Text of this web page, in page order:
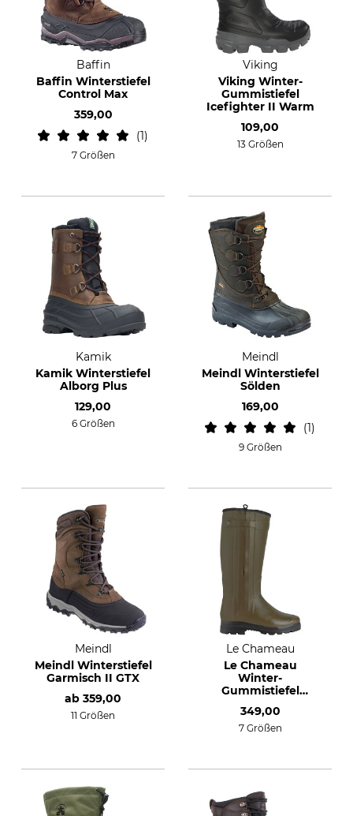
Baffin
Baffin Winterstiefel
Control Max
359,00
1
7 Größen
Viking
Viking Winter-
Gummistiefel
Icefighter II Warm
109,00
13 Größen
Kamik
Kamik Winterstiefel
Alborg Plus
129,00
6 Größen
Meindl
Meindl Winterstiefel
Sölden
169,00
1
9 Größen
Meindl
Meindl Winterstiefel
Garmisch II GTX
ab 359,00
11 Größen
Le Chameau
Le Chameau
Winter-
Gummistiefel
349,00
7 Größen